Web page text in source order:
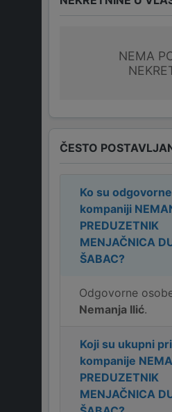
NEMA
ČESTO
Ko su
kompaniji
PREDUZETNIK
MENJAČNICA
ŠABAC?
Odgovorne
Nemanja Ilić.
Koji su ukupni
kompanije
PREDUZETNIK
MENJAČNICA